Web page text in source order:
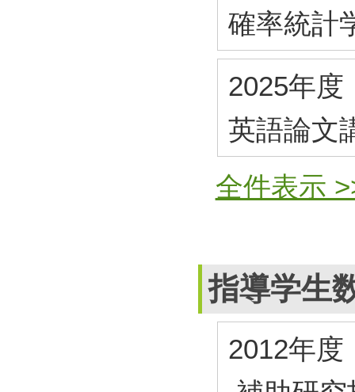
確率統計
2025年度
英語論文
全件表示
指導学生
2012年度